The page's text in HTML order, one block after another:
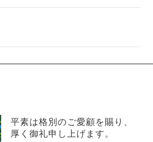
平素は格別のご愛顧を賜り、
厚く御礼申し上げます。